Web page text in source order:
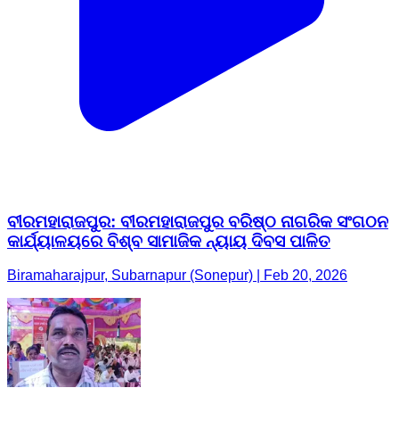
ବୀରମହାରାଜପୁର: ବୀରମହାରାଜପୁର ବରିଷ୍ଠ ନାଗରିକ ସଂଗଠନ
କାର୍ଯ୍ୟାଳୟରେ ବିଶ୍ବ ସାମାଜିକ ନ୍ୟାୟ ଦିବସ ପାଳିତ
Biramaharajpur, Subarnapur (Sonepur) | Feb 20, 2026